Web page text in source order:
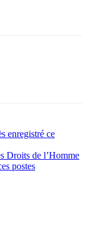
enregistré ce
Droits de l’Homme
postes